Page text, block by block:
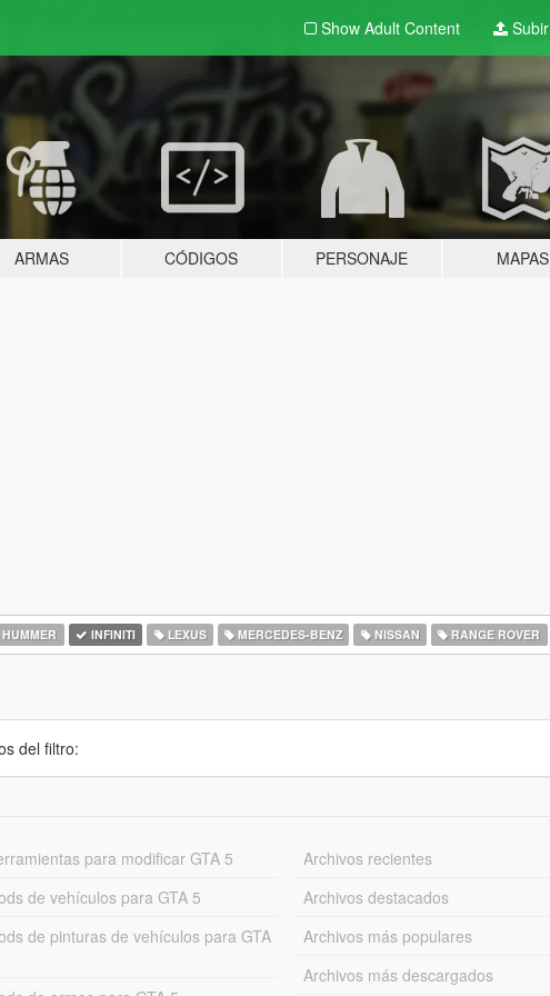
Show Adult Content Subir
ARMAS CÓDIGOS PERSONAJE MAPAS
HUMMER INFINITI LEXUS MERCEDES-BENZ NISSAN RANGE ROVER
del filtro:
para modificar GTA 5
de vehículos para GTA 5
de pinturas de vehículos para GTA
Archivos recientes
Archivos destacados
Archivos más populares
Archivos más descargados